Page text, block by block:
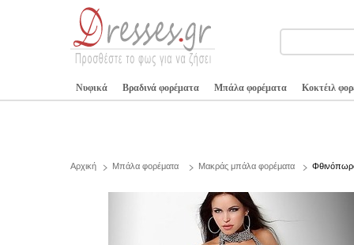
Νυφικά Βραδινά φορέματα Μπάλα φορέματα Κοκτέιλ
Αρχική Μπάλα φορέματα Μακράς μπάλα φορέματα